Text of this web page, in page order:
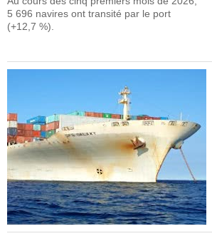
5 696 navires ont transité par le port
(+12,7 %).